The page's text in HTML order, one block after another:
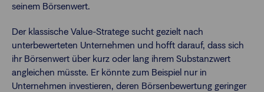
seinem Börsenwert.
Der klassische Value-Stratege sucht gezielt nach
unterbewerteten Unternehmen und hofft darauf, dass sich
ihr Börsenwert über kurz oder lang ihrem Substanzwert
angleichen müsste. Er könnte zum Beispiel nur in
Unternehmen investieren, deren Börsenbewertung geringer